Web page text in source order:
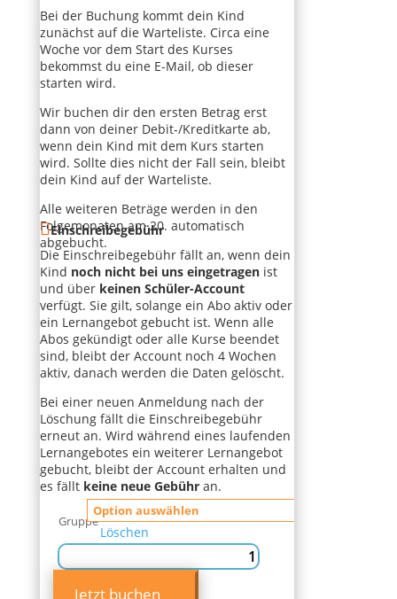
Bei der Buchung kommt dein Kind
zunächst auf die Warteliste. Circa eine
Woche vor dem Start des Kurses
bekommst du eine E-Mail, ob dieser
starten wird.
Wir buchen dir den ersten Betrag erst
dann von deiner Debit-/Kreditkarte ab,
wenn dein Kind mit dem Kurs starten
wird. Sollte dies nicht der Fall sein, bleibt
dein Kind auf der Warteliste.
Alle weiteren Beträge werden in den
Folgemonaten am 20. automatisch
abgebucht.
Einschreibegebühr
Die Einschreibegebühr fällt an, wenn dein
Kind noch nicht bei uns eingetragen ist
und über keinen Schüler-Account
verfügt. Sie gilt, solange ein Abo aktiv oder
ein Lernangebot gebucht ist. Wenn alle
Abos gekündigt oder alle Kurse beendet
sind, bleibt der Account noch 4 Wochen
aktiv, danach werden die Daten gelöscht.
Bei einer neuen Anmeldung nach der
Löschung fällt die Einschreibegebühr
erneut an. Wird während eines laufenden
Lernangebotes ein weiterer Lernangebot
gebucht, bleibt der Account erhalten und
es fällt keine neue Gebühran.
Gruppe
Löschen
Englisch
für
KidsJetzt buchen